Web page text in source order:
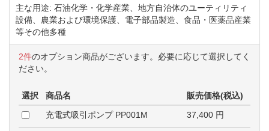
主な用途: 石油化学・化学産業、地方自治体のユーティリティ
設備、農業および環境保護、電子部品製造、食品・医薬品産業
等その他多種
2件のオプション商品がございます。必要に応じて選択してく
ださい。
選択 商品名
販売価格(税込)
充電式吸引ポンプ PP001M
37,400 円